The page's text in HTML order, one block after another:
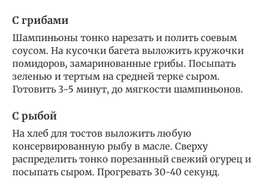
С грибами
Шампиньоны тонко нарезать и полить соевым
соусом. На кусочки багета выложить кружочки
помидоров, замаринованные грибы. Посыпать
зеленью и тертым на средней терке сыром.
Готовить 3-5 минут, до мягкости шампиньонов.
С рыбой
На хлеб для тостов выложить любую
консервированную рыбу в масле. Сверху
распределить тонко порезанный свежий огурец и
посыпать сыром. Прогревать 30-40 секунд.